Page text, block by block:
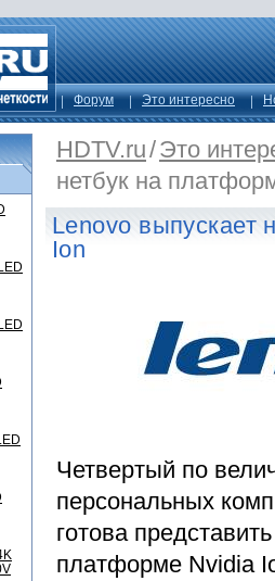
Форум Это интересно
HDTV.ru/Это
нетбук на
Lenovo выпускает
Ion
Четвертый по
персональных
готова
платформе Nvidia